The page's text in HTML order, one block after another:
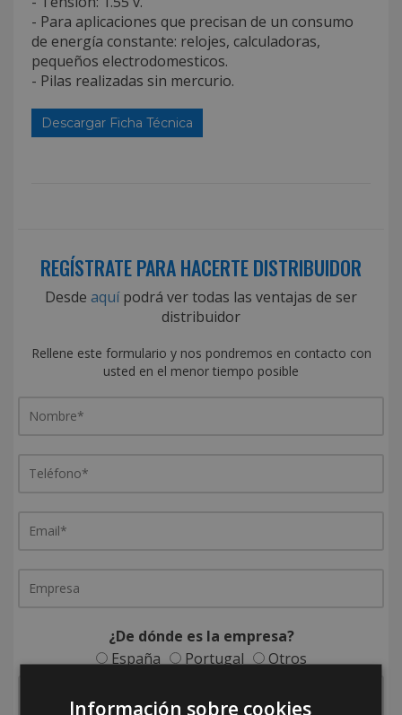
- Para aplicaciones que precisan de un consumo
de energía constante: relojes, calculadoras,
pequeños electrodomesticos.
- Pilas realizadas sin mercurio.
Descargar Ficha Técnica
REGÍSTRATE PARA HACERTE DISTRIBUIDOR
Desde aquípodrá ver todas las ventajas de ser
distribuidor
Rellene este formulario y nos pondremos en contacto con
usted en el menor tiempo posible
¿De dónde es la empresa?
España
Portugal Otros
Información sobre cookies